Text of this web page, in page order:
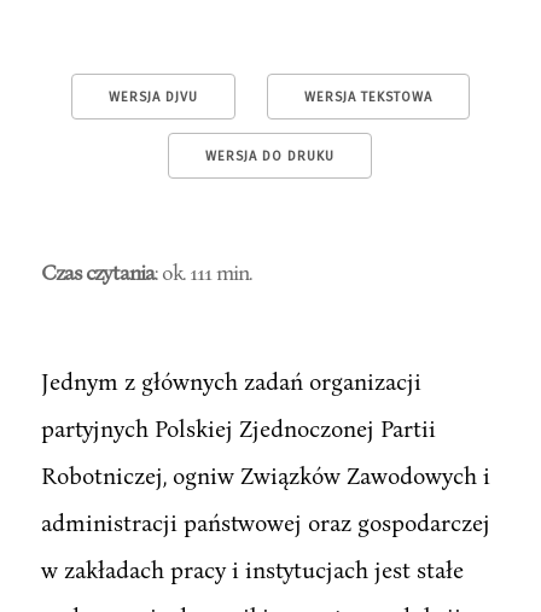
WERSJA DJVU WERSJA TEKSTOWA
WERSJA DO DRUKU
Czas czytania: ok. 111 min.
Jednym z głównych zadań organizacji
partyjnych Polskiej Zjednoczonej Partii
Robotniczej, ogniw Związków Zawodowych i
administracji państwowej oraz gospodarczej
w zakładach pracy i instytucjach jest stałe